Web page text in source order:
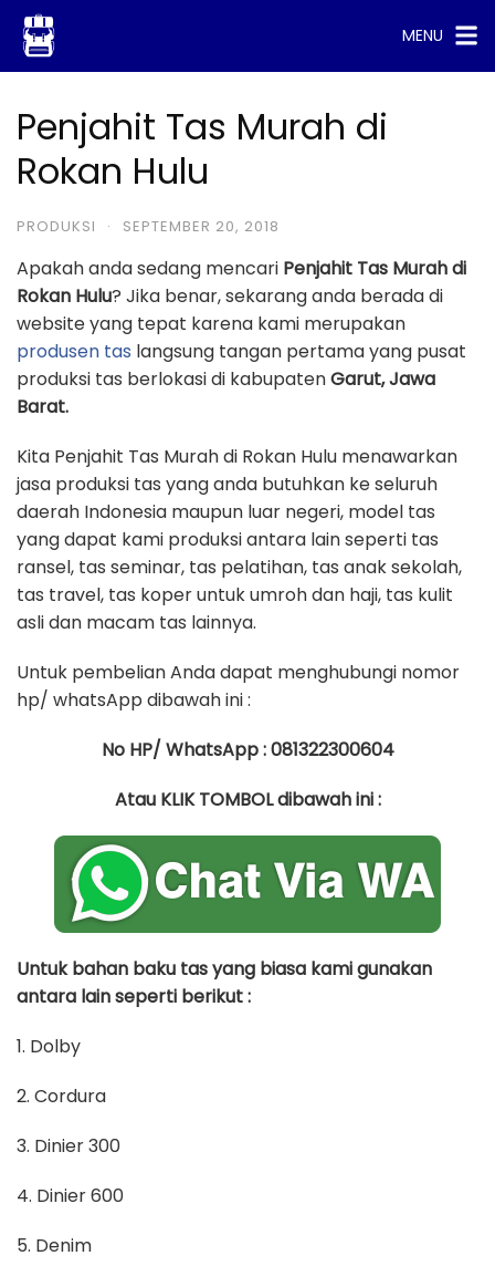
Skip
content
MENU
Penjahit Tas Murah di
Rokan Hulu
PRODUKSI · SEPTEMBER 20, 2018
Apakah anda sedang mencari Penjahit Tas Murah di
Rokan Hulu? Jika benar, sekarang anda berada di
website yang tepat karena kami merupakan
produsen tas langsung tangan pertama yang pusat
produksi tas berlokasi di kabupatenGarut, Jawa
Barat.
Kita Penjahit Tas Murah di Rokan Hulu menawarkan
jasa produksi tas yang anda butuhkan ke seluruh
daerah Indonesia maupun luar negeri, model tas
yang dapat kami produksi antara lain seperti tas
ransel, tas seminar, tas pelatihan, tas anak sekolah,
tas travel, tas koper untuk umroh dan haji, tas kulit
asli dan macam tas lainnya.
Untuk pembelian Anda dapat menghubungi nomor
hp/ whatsApp dibawah ini :
No HP/ WhatsApp : 081322300604
Atau KLIK TOMBOL dibawah ini :
Untuk bahan baku tas yang biasa kami gunakan
antara lain seperti berikut :
1. Dolby
2. Cordura
3. Dinier 300
4. Dinier 600
5. Denim